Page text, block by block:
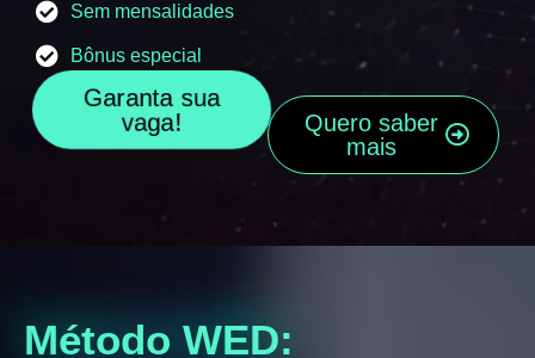
Sem mensalidades
Bônus especial
Garanta sua
vaga!
Quero saber
mais
Método WED: